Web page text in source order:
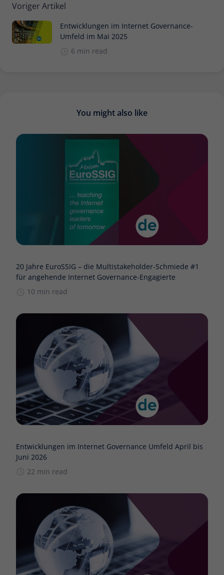
Voriger Artikel
Entwicklungen im Internet Governance-
Umfeld im Mai 2025
6 min read
You might also like
20 Jahre EuroSSIG – die Multistakeholder-Schmiede #1
für angehende Internet Governance-Engagierte
10 min read
Entwicklungen im Internet Governance Umfeld April bis
Juni 2026
22 min read